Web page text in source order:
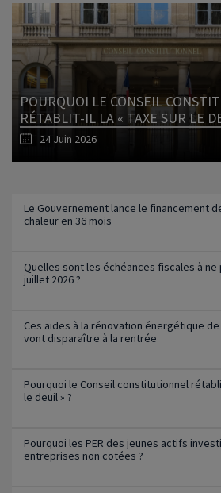
POURQUOI LE CONSEIL
RÉTABLIT-IL LA « TAXE SUR LE
24 Juin 2026
Le Gouvernement lance le financement
chaleur en 36 mois
Quelles sont les échéances fiscales à ne
juillet 2026 ?
Ces aides à la rénovation énergétique de
vont disparaître à la rentrée
Pourquoi le Conseil constitutionnel
le deuil » ?
Pourquoi les PER des jeunes actifs
entreprises non cotées ?